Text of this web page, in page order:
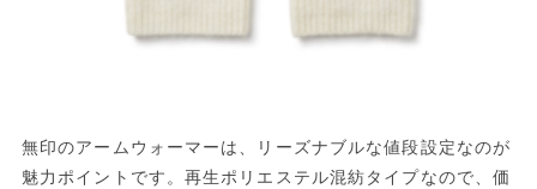
無印のアームウォーマーは、リーズナブルな値段設定なのが
魅力ポイントです。再生ポリエステル混紡タイプなので、価